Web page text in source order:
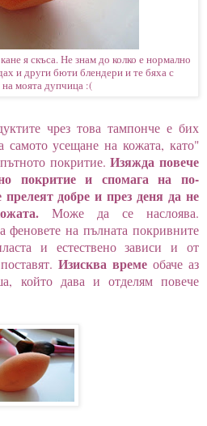
я скъса. Не знам до колко е нормално
и други бюти блендери и те бяха с
моята дупчица :(
чрез това тампонче е бих
самото усещане на кожата, като"
покритие.Изяжда повече
покритие и спомага на по-
добре и през деня да не
Може да се наслоява.
феновете на пълната покривните
и естествено зависи и от
Изисква време обаче аз
който дава и отделям повече